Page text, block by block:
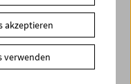
akzeptieren
verwenden